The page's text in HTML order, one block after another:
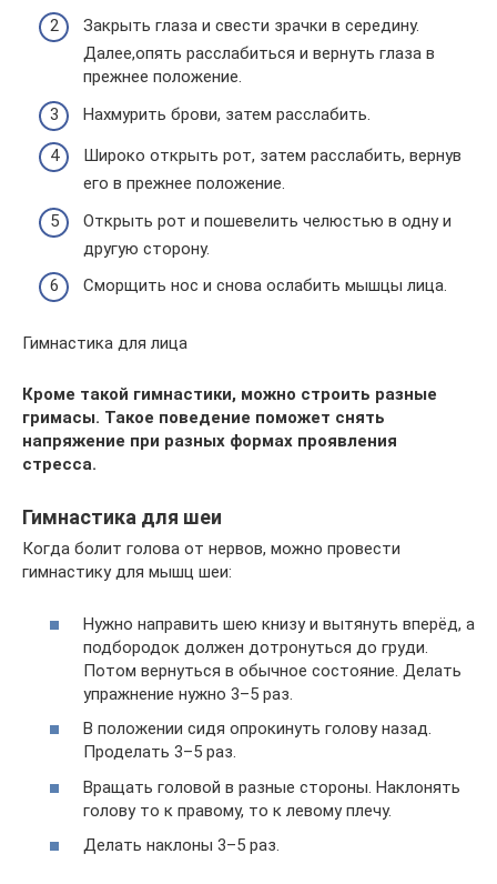
Закрыть глаза и свести зрачки в середину.
Далее,опять расслабиться и вернуть глаза в
прежнее положение.
Нахмурить брови, затем расслабить.
Широко открыть рот, затем расслабить, вернув
его в прежнее положение.
Открыть рот и пошевелить челюстью в одну и
другую сторону.
Сморщить нос и снова ослабить мышцы лица.
Гимнастика для лица
Кроме такой гимнастики, можно строить разные
гримасы. Такое поведение поможет снять
напряжение при разных формах проявления
стресса.
Гимнастика для шеи
Когда болит голова от нервов, можно провести
гимнастику для мышц шеи:
Нужно направить шею книзу и вытянуть вперёд, а
подбородок должен дотронуться до груди.
Потом вернуться в обычное состояние. Делать
упражнение нужно 3–5 раз.
В положении сидя опрокинуть голову назад.
Проделать 3–5 раз.
Вращать головой в разные стороны. Наклонять
голову то к правому, то к левому плечу.
Делать наклоны 3–5 раз.